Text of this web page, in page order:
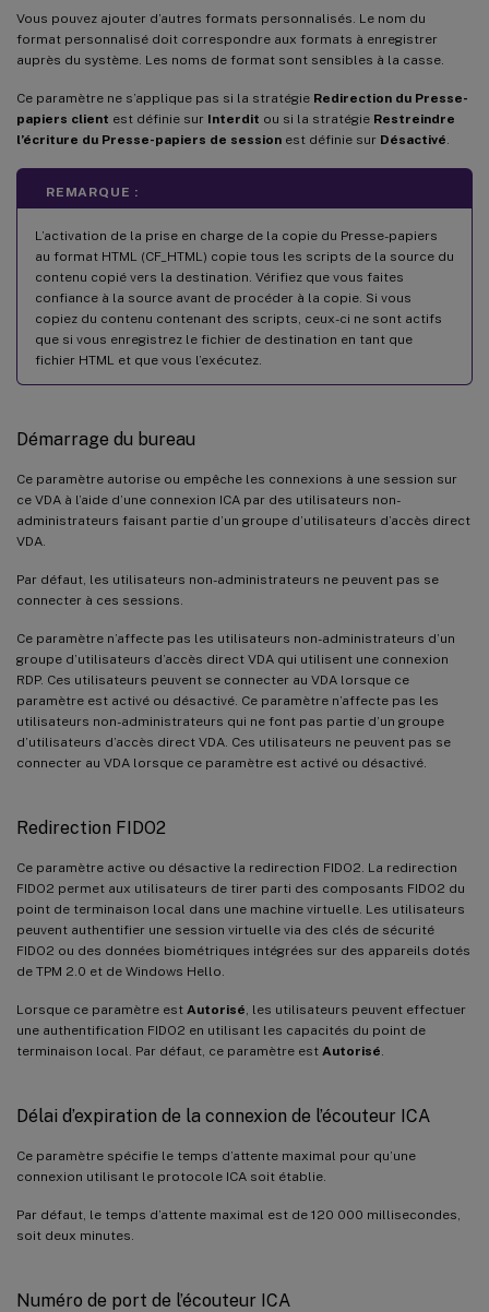
Vous pouvez ajouter d’autres formats personnalisés. Le nom du
format personnalisé doit correspondre aux formats à enregistrer
auprès du système. Les noms de format sont sensibles à la casse.
Ce paramètre ne s’applique pas si la stratégie Redirection du Presse-
papiers client est définie sur Interdit ou si la stratégie Restreindre
l’écriture du Presse-papiers de session est définie sur Désactivé
REMARQUE :
L’activation de la prise en charge de la copie du Presse-papiers
au format HTML (CF_HTML) copie tous les scripts de la source du
contenu copié vers la destination. Vérifiez que vous faites
confiance à la source avant de procéder à la copie. Si vous
copiez du contenu contenant des scripts, ceux-ci ne sont actifs
que si vous enregistrez le fichier de destination en tant que
fichier HTML et que vous l’exécutez.
Démarrage du bureau
Ce paramètre autorise ou empêche les connexions à une session sur
ce VDA à l’aide d’une connexion ICA par des utilisateurs non-
administrateurs faisant partie d’un groupe d’utilisateurs d’accès direct
VDA.
Par défaut, les utilisateurs non-administrateurs ne peuvent pas se
connecter à ces sessions.
Ce paramètre n’affecte pas les utilisateurs non-administrateurs d’un
groupe d’utilisateurs d’accès direct VDA qui utilisent une connexion
RDP. Ces utilisateurs peuvent se connecter au VDA lorsque ce
paramètre est activé ou désactivé. Ce paramètre n’affecte pas les
utilisateurs non-administrateurs qui ne font pas partie d’un groupe
d’utilisateurs d’accès direct VDA. Ces utilisateurs ne peuvent pas se
connecter au VDA lorsque ce paramètre est activé ou désactivé.
Redirection FIDO2
Ce paramètre active ou désactive la redirection FIDO2. La redirection
FIDO2 permet aux utilisateurs de tirer parti des composants FIDO2 du
point de terminaison local dans une machine virtuelle. Les utilisateurs
peuvent authentifier une session virtuelle via des clés de sécurité
FIDO2 ou des données biométriques intégrées sur des appareils dotés
de TPM 2.0 et de Windows Hello.
Lorsque ce paramètre est Autorisé , les utilisateurs peuvent effectuer
une authentification FIDO2 en utilisant les capacités du point de
terminaison local. Par défaut, ce paramètre est Autorisé
Délai d’expiration de la connexion de l’écouteur ICA
Ce paramètre spécifie le temps d’attente maximal pour qu’une
connexion utilisant le protocole ICA soit établie.
Par défaut, le temps d’attente maximal est de 120 000 millisecondes,
soit deux minutes.
Numéro de port de l’écouteur ICA